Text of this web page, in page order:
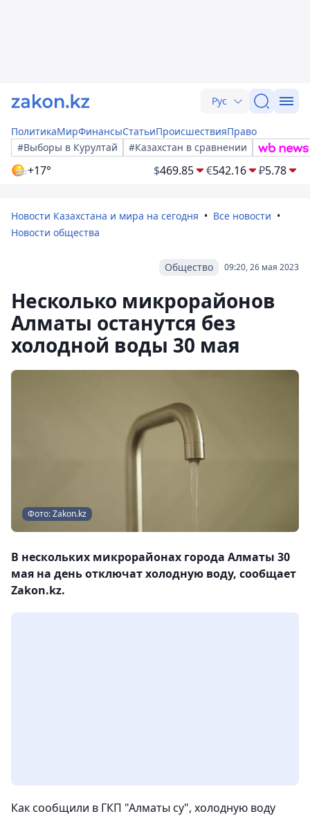
Рус
ПолитикаМирФинансыСтатьиПроисшествияПраво
#Выборы в Курултай
#Казахстан в сравнении
+17° $469.85 €542.16 ₽5.78
Новости Казахстана и мира на сегодня
Все новости
Новости общества
09:20, 26 мая 2023
Общество
Несколько микрорайонов
Алматы останутся без
холодной воды 30 мая
Фото: Zakon.kz
В нескольких микрорайонах города Алматы 30
мая на день отключат холодную воду, сообщает
Zakon.kz.
Как сообщили в ГКП "Алматы су", холодную воду